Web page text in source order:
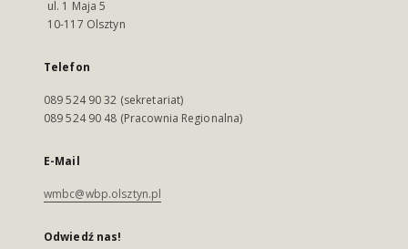
ul. 1 Maja 5
10-117 Olsztyn
Telefon
089 524 90 32 (sekretariat)
089 524 90 48 (Pracownia Regionalna)
E-Mail
wmbc@wbp.olsztyn.pl
Odwiedź nas!